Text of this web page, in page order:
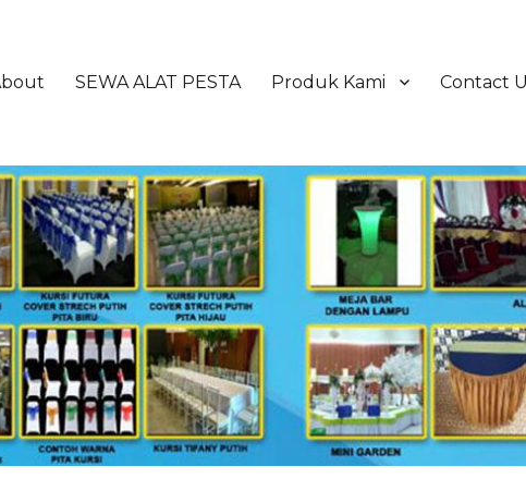
SEWA ALAT PESTA Produk Kami Contact